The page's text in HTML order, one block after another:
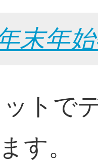
末年
トで
す。